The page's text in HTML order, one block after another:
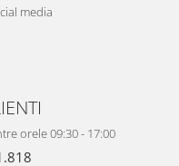
media
orele 09:30 - 17:00